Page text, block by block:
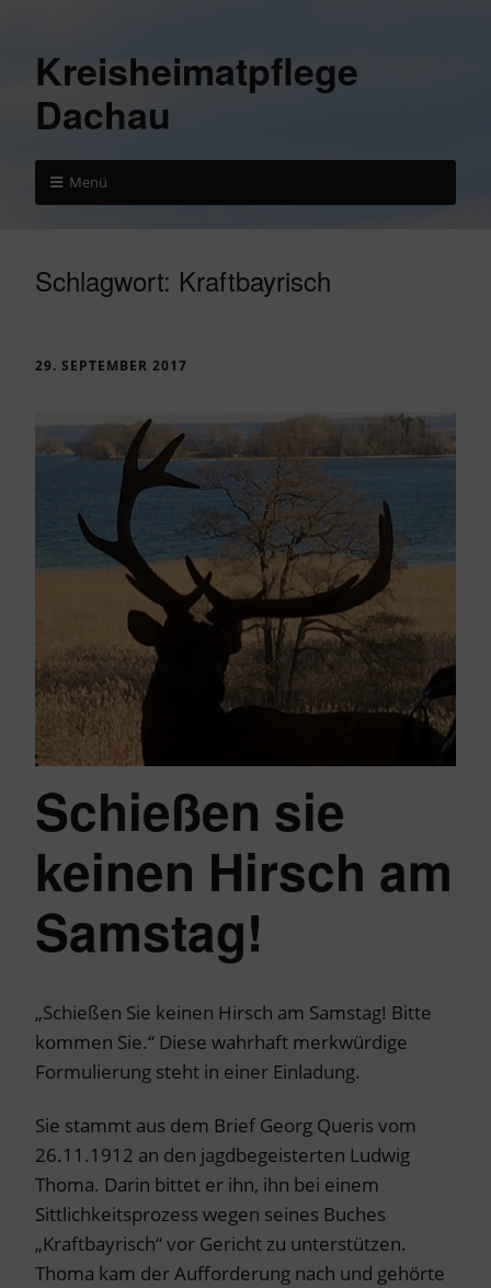
Kreisheimatpflege
Dachau
Menü
Schlagwort: Kraftbayrisch
29. SEPTEMBER 2017
Schießen sie
keinen Hirsch am
Samstag!
„Schießen Sie keinen Hirsch am Samstag! Bitte
kommen Sie.“ Diese wahrhaft merkwürdige
Formulierung steht in einer Einladung.
Sie stammt aus dem Brief Georg Queris vom
26.11.1912 an den jagdbegeisterten Ludwig
Thoma. Darin bittet er ihn, ihn bei einem
Sittlichkeitsprozess wegen seines Buches
„Kraftbayrisch“ vor Gericht zu unterstützen.
Thoma kam der Aufforderung nach und gehörte